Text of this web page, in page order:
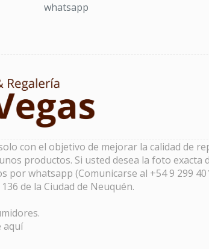
whatsapp
con el objetivo de mejorar la calidad de
productos. Si usted desea la foto exacta
whatsapp (Comunicarse al +54 9 299
de la Ciudad de Neuquén.
aquí